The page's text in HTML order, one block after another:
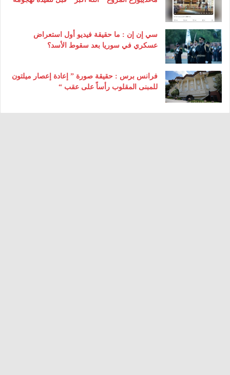
سي إن إن : ما حقيقة فيديو أول استعراض
عسكري في سوريا بعد سقوط الأسد؟
فرانس برس : حقيقة صورة ” إعادة إعصار ميلتون
للمبنى المقلوب رأساً على عقب “